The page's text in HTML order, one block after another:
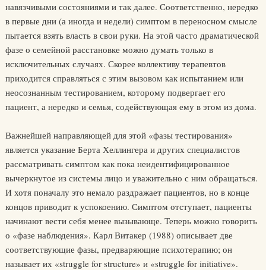
навязчивыми состояниями и так далее. Соответственно, нередко
в первые дни (а иногда и недели) симптом в переносном смысле
пытается взять власть в свои руки. На этой часто драматической
фазе о семейной расстановке можно думать только в
исключительных случаях. Скорее коллективу терапевтов
приходится справляться с этим вызовом как испытанием или
неосознанным тестированием, которому подвергает его
пациент, а нередко и семья, содействующая ему в этом из дома.
Важнейшей направляющей для этой «фазы тестирования»
является указание Берта Хеллингера и других специалистов
рассматривать симптом как пока неидентифицированное
вычеркнутое из системы лицо и уважительно с ним обращаться.
И хотя поначалу это немало раздражает пациентов, но в конце
концов приводит к успокоению. Симптом отступает, пациенты
начинают вести себя менее вызывающе. Теперь можно говорить
о «фазе наблюдения». Карл Витакер (1988) описывает две
соответствующие фазы, предваряющие психотерапию; он
называет их «struggle for structure» и «struggle for initiative».